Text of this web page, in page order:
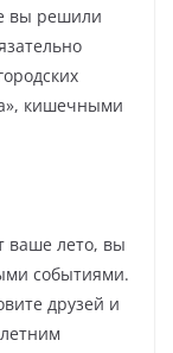
вы решили
кишечными
ваше лето, вы
событиями.
друзей и